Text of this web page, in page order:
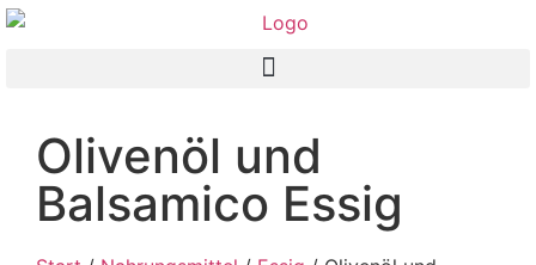
Olivenöl und
Balsamico Essig